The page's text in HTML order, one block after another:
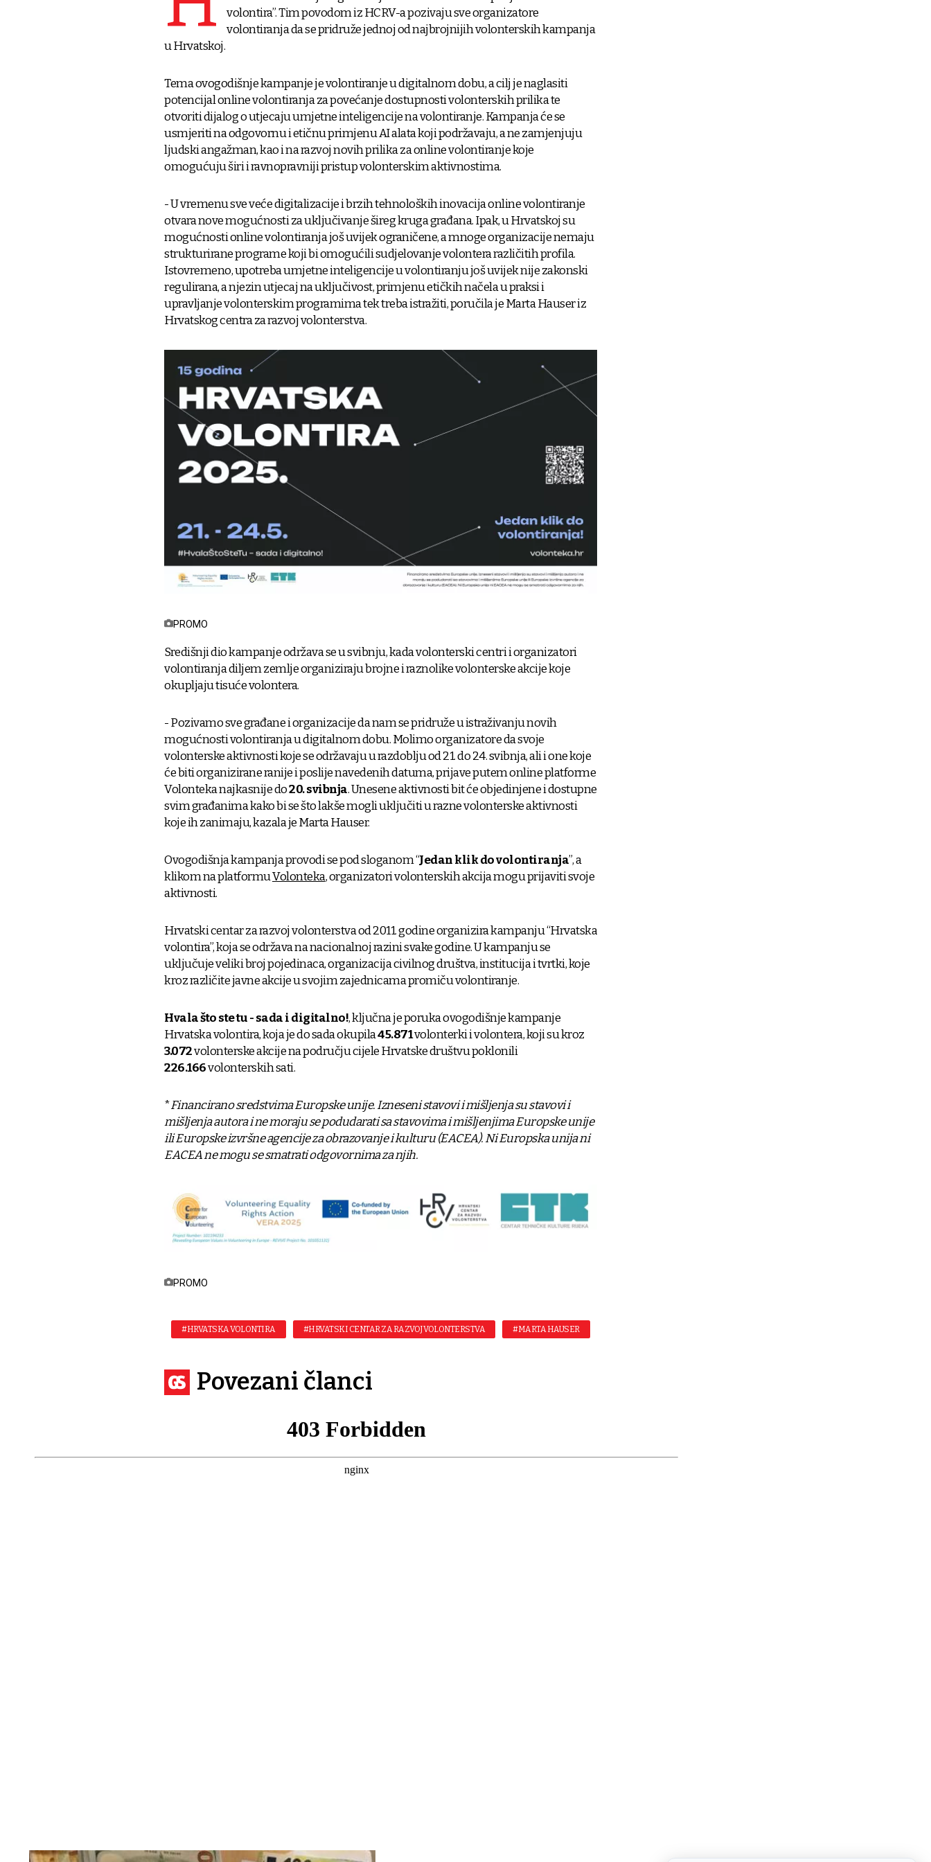
volontira”. Tim povodom iz HCRV-a pozivaju sve organizatore
volontiranja da se pridruže jednoj od najbrojnijih volonterskih kampanja
u Hrvatskoj.
Tema ovogodišnje kampanje je volontiranje u digitalnom dobu, a cilj je naglasiti
potencijal online volontiranja za povećanje dostupnosti volonterskih prilika te
otvoriti dijalog o utjecaju umjetne inteligencije na volontiranje.Kampanja će se
usmjeriti na odgovornu i etičnu primjenu AI alata koji podržavaju, a ne zamjenjuju
ljudski angažman, kao i na razvoj novih prilika za online volontiranje koje
omogućuju širi i ravnopravniji pristup volonterskim aktivnostima.
- U vremenu sve veće digitalizacije i brzih tehnoloških inovacija online volontiranje
otvara nove mogućnosti za uključivanje šireg kruga građana. Ipak, u Hrvatskoj su
mogućnosti online volontiranja još uvijek ograničene, a mnoge organizacije nemaju
strukturirane programe koji bi omogućili sudjelovanje volontera različitih profila.
Istovremeno, upotreba umjetne inteligencije u volontiranju još uvijek nije zakonski
regulirana, a njezin utjecaj na uključivost, primjenu etičkih načela u praksi i
upravljanje volonterskim programima tek treba istražiti, poručila je Marta Hauser iz
Hrvatskog centra za razvoj volonterstva.
PROMO
Središnji dio kampanje održava se u svibnju, kada volonterski centri i organizatori
volontiranja diljem zemlje organiziraju brojne i raznolike volonterske akcije koje
okupljaju tisuće volontera.
- Pozivamo sve građane i organizacije da nam se pridruže u istraživanju novih
mogućnosti volontiranja u digitalnom dobu. Molimo organizatore da svoje
volonterske aktivnosti koje se održavaju u razdoblju od 21. do 24. svibnja, ali i one koje
će biti organizirane ranije i poslije navedenih datuma, prijave putem online platforme
Volonteka najkasnije do20. svibnja. Unesene aktivnosti bit će objedinjene i dostupne
svim građanima kako bi se što lakše mogli uključiti u razne volonterske aktivnosti
koje ih zanimaju, kazala je Marta Hauser.
Ovogodišnja kampanja provodi se pod sloganom “Jedan klik do volontiranja”, a
klikom na platformuVolonteka, organizatori volonterskih akcija mogu prijaviti svoje
aktivnosti.
Hrvatski centar za razvoj volonterstva od 2011. godine organizira kampanju “Hrvatska
volontira”, koja se održava na nacionalnoj razini svake godine. U kampanju se
uključuje veliki broj pojedinaca, organizacija civilnog društva, institucija i tvrtki, koje
kroz različite javne akcije u svojim zajednicama promiču volontiranje.
Hvala što ste tu - sada i digitalno!, ključna je poruka ovogodišnje kampanje
Hrvatska volontira, koja je do sada okupila45.871volonterki i volontera, koji su kroz
3.072volonterske akcije na području cijele Hrvatske društvu poklonili
226.166volonterskih sati.
*Financirano sredstvima Europske unije. Izneseni stavovi i mišljenja su stavovi i
mišljenja autora i ne moraju se podudarati sa stavovima i mišljenjima Europske unije
ili Europske izvršne agencije za obrazovanje i kulturu (EACEA). Ni Europska unija ni
EACEA ne mogu se smatrati odgovornima za njih.
PROMO
#HRVATSKA VOLONTIRA #HRVATSKI CENTAR ZA RAZVOJ VOLONTERSTVA #MARTA HAUSER
Povezani članci